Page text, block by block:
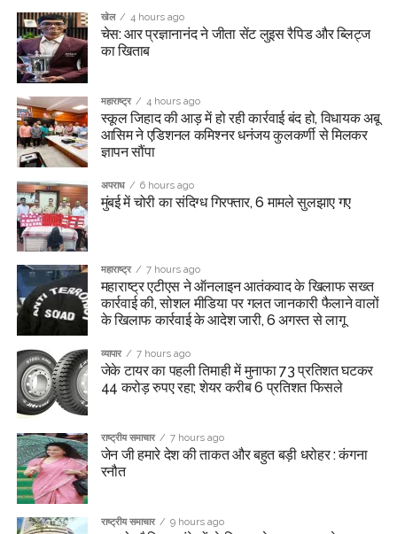
खेल 4 hours ago
चेस: आर प्रज्ञानानंद ने जीता सेंट लुइस रैपिड और ब्लिट्ज
का खिताब
महाराष्ट्र 4 hours ago
स्कूल जिहाद की आड़ में हो रही कार्रवाई बंद हो, विधायक अबू
आसिम ने एडिशनल कमिश्नर धनंजय कुलकर्णी से मिलकर
ज्ञापन सौंपा
अपराध 6 hours ago
मुंबई में चोरी का संदिग्ध गिरफ्तार, 6 मामले सुलझाए गए
महाराष्ट्र 7 hours ago
महाराष्ट्र एटीएस ने ऑनलाइन आतंकवाद के खिलाफ सख्त
कार्रवाई की, सोशल मीडिया पर गलत जानकारी फैलाने वालों
के खिलाफ कार्रवाई के आदेश जारी, 6 अगस्त से लागू
व्यापार 7 hours ago
जेके टायर का पहली तिमाही में मुनाफा 73 प्रतिशत घटकर
44 करोड़ रुपए रहा; शेयर करीब 6 प्रतिशत फिसले
राष्ट्रीय समाचार 7 hours ago
जेन जी हमारे देश की ताकत और बहुत बड़ी धरोहर : कंगना
रनौत
राष्ट्रीय समाचार 9 hours ago